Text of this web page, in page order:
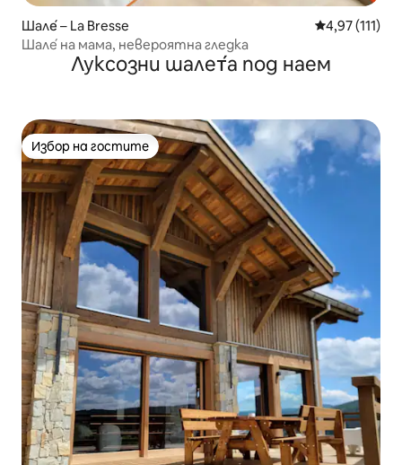
Шале́ – La Bresse Средна
4,97 (111)
Шале́ на мама, невероятна гледка
Луксозни шалет́а под наем
Избор на гостите
Избор на гостите